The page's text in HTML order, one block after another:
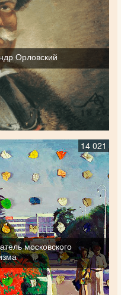
Орловский
14 021
московского